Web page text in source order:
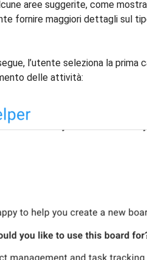
aree suggerite, come
fornire maggiori dettagli sul
l’utente seleziona la
delle attività: